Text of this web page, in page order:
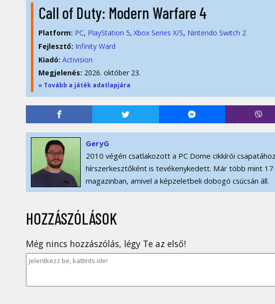
Call of Duty: Modern Warfare 4
Platform: PC PlayStation 5 Xbox Series X/S Nintendo Switch 2
Fejlesztő: Infinity Ward
Kiadó: Activision
Megjelenés: 2026. október 23.
» Tovább a játék adatlapjára
GeryG
2010 végén csatlakozott a PC Dome cikkírói
hírszerkesztőként is tevékenykedett. Már több mint
magazinban, amivel a képzeletbeli dobogó csúcsán áll.
HOZZÁSZÓLÁSOK
Még nincs hozzászólás, légy Te az első!